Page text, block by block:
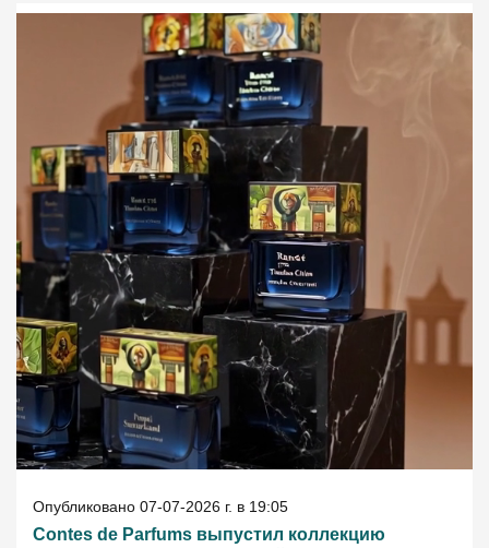
Опубликовано 07-07-2026 г. в 19:05
Contes de Parfums выпустил коллекцию